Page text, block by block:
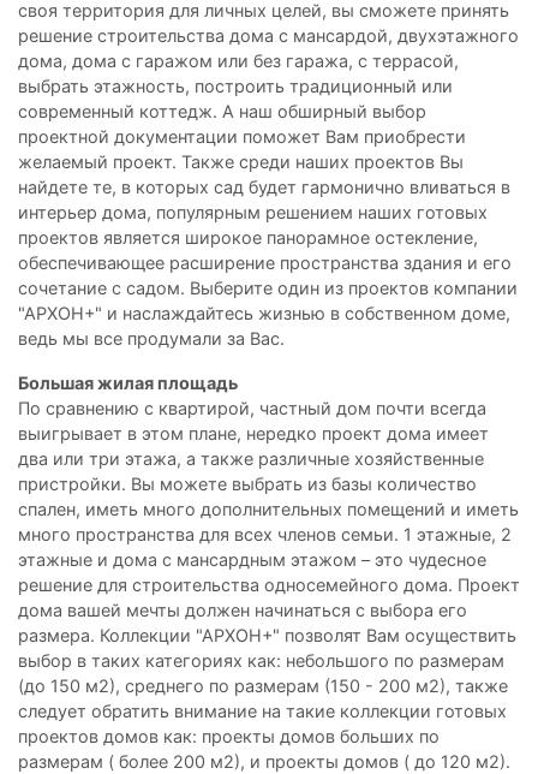
своя территория для личных целей, вы сможете принять
решение строительства дома с мансардой, двухэтажного
дома, дома с гаражом или без гаража, с террасой,
выбрать этажность, построить традиционный или
современный коттедж. А наш обширный выбор
проектной документации поможет Вам приобрести
желаемый проект. Также среди наших проектов Вы
найдете те, в которых сад будет гармонично вливаться в
интерьер дома, популярным решением наших готовых
проектов является широкое панорамное остекление,
обеспечивающее расширение пространства здания и его
сочетание с садом. Выберите один из проектов компании
"АРХОН+" и наслаждайтесь жизнью в собственном доме,
ведь мы все продумали за Вас.
Большая жилая площадь
По сравнению с квартирой, частный дом почти всегда
выигрывает в этом плане, нередко проект дома имеет
два или три этажа, а также различные хозяйственные
пристройки. Вы можете выбрать из базы количество
спален, иметь много дополнительных помещений и иметь
много пространства для всех членов семьи. 1 этажные, 2
этажные и дома с мансардным этажом – это чудесное
решение для строительства односемейного дома. Проект
дома вашей мечты должен начинаться с выбора его
размера. Коллекции "АРХОН+" позволят Вам осуществить
выбор в таких категориях как: небольшого по размерам
(до 150 м2), среднего по размерам (150 - 200 м2), также
следует обратить внимание на такие коллекции готовых
проектов домов как: проекты домов больших по
размерам ( более 200 м2), и проекты домов ( до 120 м2).